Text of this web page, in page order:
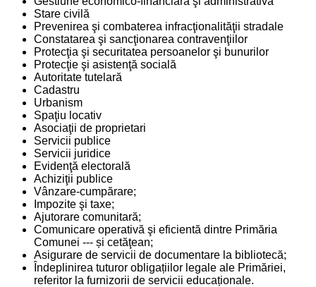
Stare civilă
Prevenirea şi combaterea infracţionalităţii stradale
Constatarea şi sancţionarea contravenţiilor
Protecţia şi securitatea persoanelor şi bunurilor
Protecţie şi asistenţă socială
Autoritate tutelară
Cadastru
Urbanism
Spaţiu locativ
Asociaţii de proprietari
Servicii publice
Servicii juridice
Evidenţă electorală
Achiziţii publice
Vânzare-cumpărare;
Impozite şi taxe;
Ajutorare comunitară;
Comunicare operativă şi eficientă dintre Primăria
Comunei --- și cetăţean;
Asigurare de servicii de documentare la bibliotecă;
Îndeplinirea tuturor obligațiilor legale ale Primăriei,
referitor la furnizorii de servicii educaționale.